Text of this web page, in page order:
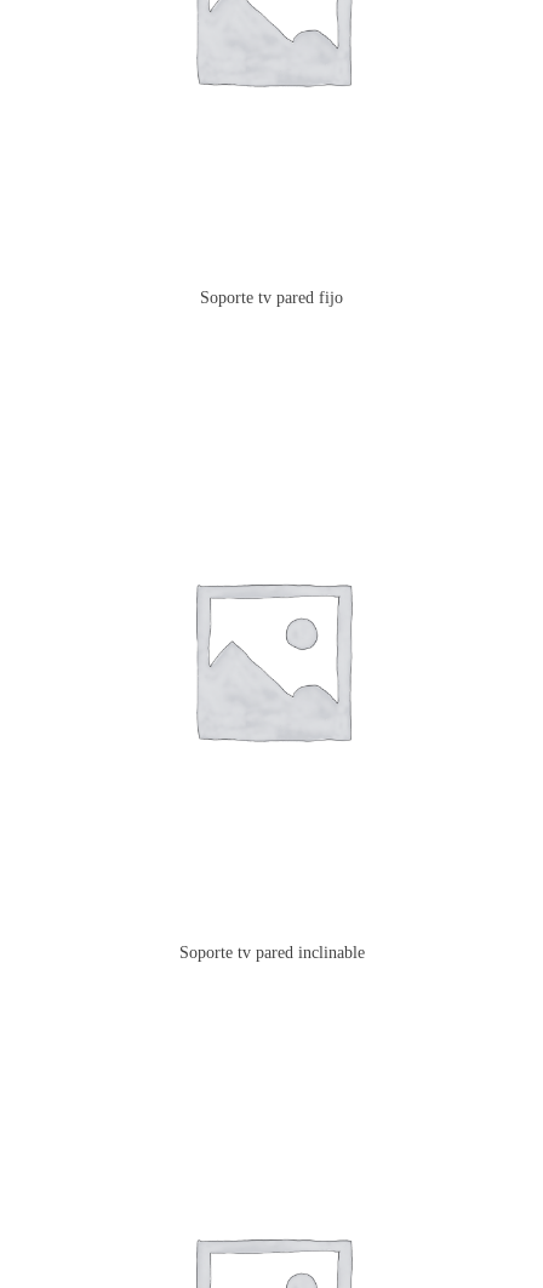
Soporte tv pared fijo
Soporte tv pared inclinable